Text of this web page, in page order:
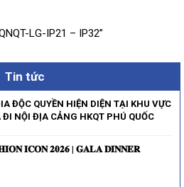
LG-IP21 – IP32”
Tin tức
ĐỘC QUYỀN HIỆN DIỆN TẠI KHU VỰC
ĐI NỘI ĐỊA CẢNG HKQT PHÚ QUỐC
𝐈𝐂𝐎𝐍 𝟐𝟎𝟐𝟔 | 𝐆𝐀𝐋𝐀 𝐃𝐈𝐍𝐍𝐄𝐑